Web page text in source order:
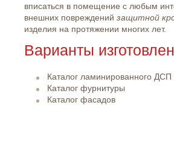
вписаться в помещение с любым
внешних повреждений защитной
изделия на протяжении многих лет.
Варианты
Каталог ламинированного ДСП
Каталог фурнитуры
Каталог фасадов